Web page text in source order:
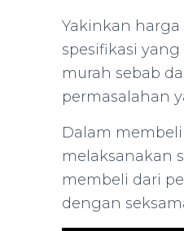
Yakinkan
spesifikasi
murah sebab
permasalahan
Dalam
melaksanakan
membeli dari
dengan